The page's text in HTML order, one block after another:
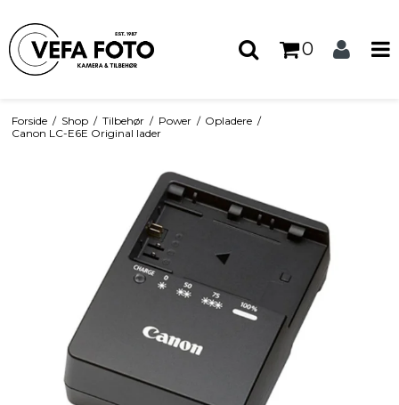
0
Forside / Shop / Tilbehør / Power / Opladere /
Canon LC-E6E Original lader